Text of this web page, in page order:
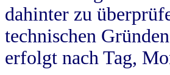
dahinter zu
technischen
erfolgt nach Tag,